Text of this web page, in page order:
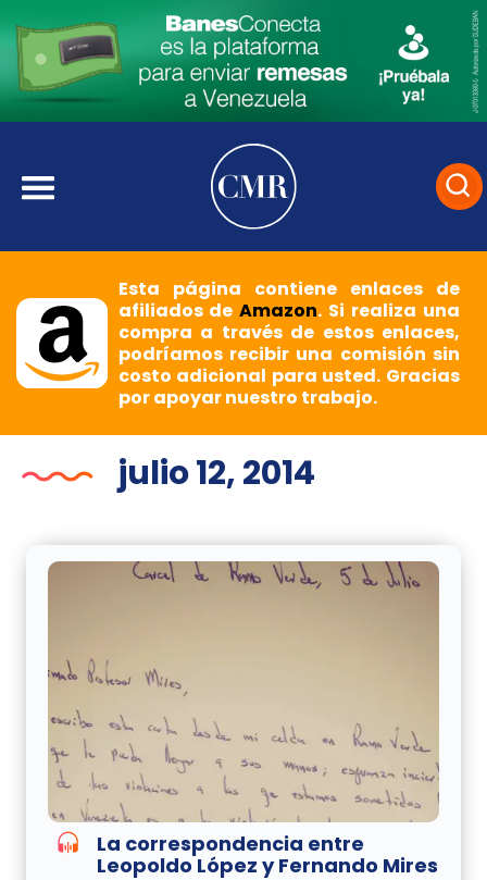
Esta página contiene enlaces de
afiliados deAmazon. Si realiza una
compra a través de estos enlaces,
podríamos recibir una comisión sin
costo adicional para usted. Gracias
por apoyar nuestro trabajo.
julio 12, 2014
La correspondencia entre
Leopoldo López y Fernando Mires